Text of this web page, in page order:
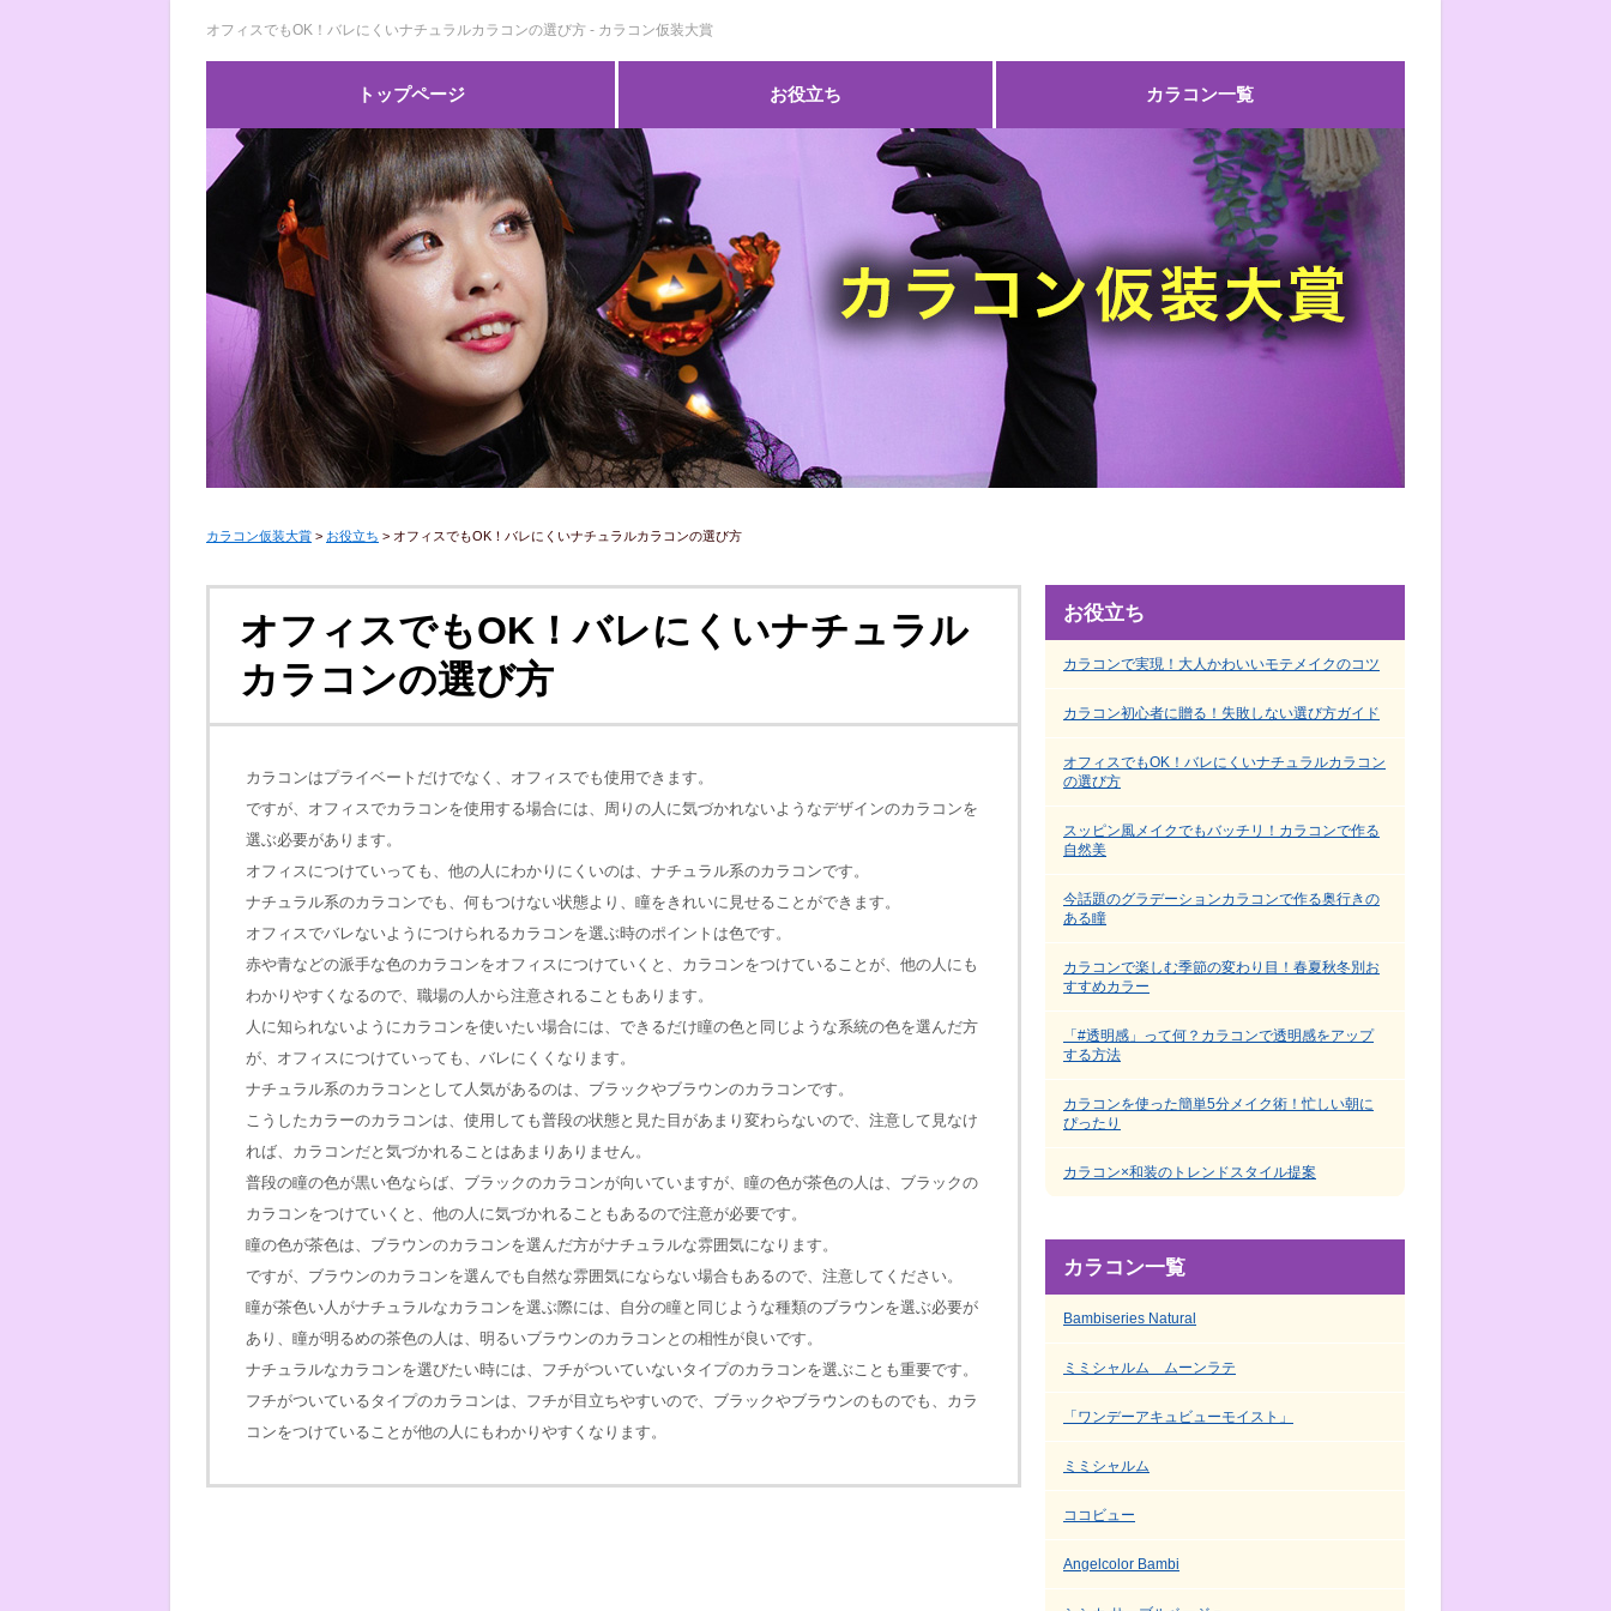
オフィスでもOK！バレにくいナチュラルカラコンの選び方 - カラコン仮装大賞
トップページ お役立ち カラコン一覧
カラコン仮装大賞 > お役立ち > オフィスでもOK！バレにくいナチュラルカラコンの選び方
オフィスでもOK！バレにくいナチュラル
カラコンの選び方
カラコンはプライベートだけでなく、オフィスでも使用できます。
ですが、オフィスでカラコンを使用する場合には、周りの人に気づかれないようなデザインのカラコンを
選ぶ必要があります。
オフィスにつけていっても、他の人にわかりにくいのは、ナチュラル系のカラコンです。
ナチュラル系のカラコンでも、何もつけない状態より、瞳をきれいに見せることができます。
オフィスでバレないようにつけられるカラコンを選ぶ時のポイントは色です。
赤や青などの派手な色のカラコンをオフィスにつけていくと、カラコンをつけていることが、他の人にも
わかりやすくなるので、職場の人から注意されることもあります。
人に知られないようにカラコンを使いたい場合には、できるだけ瞳の色と同じような系統の色を選んだ方
が、オフィスにつけていっても、バレにくくなります。
ナチュラル系のカラコンとして人気があるのは、ブラックやブラウンのカラコンです。
こうしたカラーのカラコンは、使用しても普段の状態と見た目があまり変わらないので、注意して見なけ
れば、カラコンだと気づかれることはあまりありません。
普段の瞳の色が黒い色ならば、ブラックのカラコンが向いていますが、瞳の色が茶色の人は、ブラックの
カラコンをつけていくと、他の人に気づかれることもあるので注意が必要です。
瞳の色が茶色は、ブラウンのカラコンを選んだ方がナチュラルな雰囲気になります。
ですが、ブラウンのカラコンを選んでも自然な雰囲気にならない場合もあるので、注意してください。
瞳が茶色い人がナチュラルなカラコンを選ぶ際には、自分の瞳と同じような種類のブラウンを選ぶ必要が
あり、瞳が明るめの茶色の人は、明るいブラウンのカラコンとの相性が良いです。
ナチュラルなカラコンを選びたい時には、フチがついていないタイプのカラコンを選ぶことも重要です。
フチがついているタイプのカラコンは、フチが目立ちやすいので、ブラックやブラウンのものでも、カラ
コンをつけていることが他の人にもわかりやすくなります。
お役立ち
カラコンで実現！大人かわいいモテメイクのコツ
カラコン初心者に贈る！失敗しない選び方ガイド
オフィスでもOK！バレにくいナチュラルカラコン
の選び方
スッピン風メイクでもバッチリ！カラコンで作る
自然美
今話題のグラデーションカラコンで作る奥行きの
ある瞳
カラコンで楽しむ季節の変わり目！春夏秋冬別お
すすめカラー
「#透明感」って何？カラコンで透明感をアップ
する方法
カラコンを使った簡単5分メイク術！忙しい朝に
ぴったり
カラコン×和装のトレンドスタイル提案
カラコン一覧
Bambiseries Natural
ミミシャルム ムーンラテ
「ワンデーアキュビューモイスト」
ミミシャルム
ココビュー
Angelcolor Bambi